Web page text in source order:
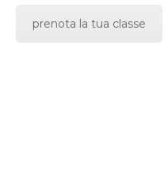
prenota la tua classe